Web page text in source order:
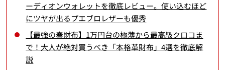
ーディオンウォレットを徹底レビュー。使い込むほど
にツヤが出るプエブロレザーも優秀
【最強の春財布】1万円台の極薄から最高級クロコま
で！大人が絶対買うべき「本格革財布」4選を徹底解
説